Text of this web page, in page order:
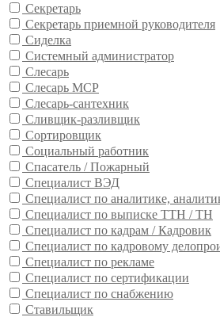
Секретарь
Секретарь приемной руководителя
Сиделка
Системный администратор
Слесарь
Слесарь МСР
Слесарь-сантехник
Сливщик-разливщик
Сортировщик
Социальный работник
Спасатель / Пожарный
Специалист ВЭД
Специалист по аналитике,
Специалист по выписке ТТН / ТН
Специалист по кадрам / Кадровик
Специалист по кадровому
Специалист по рекламе
Специалист по сертификации
Специалист по снабжению
Ставильщик